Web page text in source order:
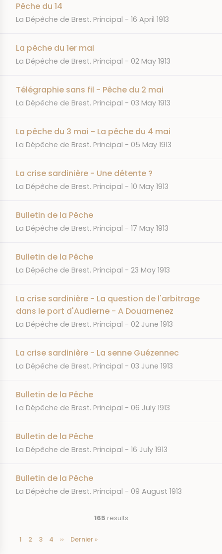
Pêche du 14
JOURNAL
La Dépêche de Brest. Principal DATE
16 April 1913
La pêche du 1er mai
JOURNAL
La Dépêche de Brest. Principal DATE
02 May 1913
Télégraphie sans fil - Pêche du 2 mai
JOURNAL
La Dépêche de Brest. Principal DATE
03 May 1913
La pêche du 3 mai - La pêche du 4 mai
JOURNAL
La Dépêche de Brest. Principal DATE
05 May 1913
La crise sardinière - Une détente ?
JOURNAL
La Dépêche de Brest. Principal DATE
10 May 1913
Bulletin de la Pêche
JOURNAL
La Dépêche de Brest. Principal DATE
17 May 1913
Bulletin de la Pêche
JOURNAL
La Dépêche de Brest. Principal DATE
23 May 1913
La crise sardinière - La question de l'arbitrage
dans le port d'Audierne - A Douarnenez
JOURNAL
La Dépêche de Brest. Principal DATE
02 June 1913
La crise sardinière - La senne Guézennec
JOURNAL
La Dépêche de Brest. Principal DATE
03 June 1913
Bulletin de la Pêche
JOURNAL
La Dépêche de Brest. Principal DATE
06 July 1913
Bulletin de la Pêche
JOURNAL
La Dépêche de Brest. Principal DATE
16 July 1913
Bulletin de la Pêche
JOURNAL
La Dépêche de Brest. Principal DATE
09 August 1913
165 results
Pagination
Current
1 Page
2 Page
3 Page
4
Next
››
Last
Dernier »